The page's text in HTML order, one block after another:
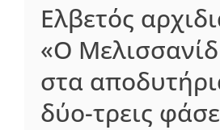
Ελβετός
«Ο
στα
δύο-τρεις